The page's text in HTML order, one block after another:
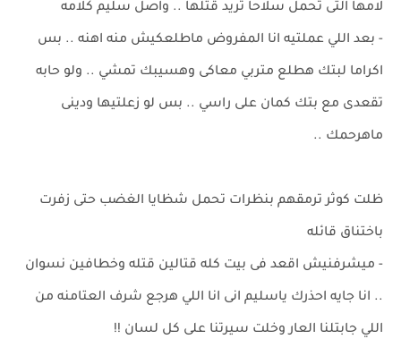
لامها التى تحمل سلاحا تريد قتلها .. واصل سليم كلامه
- بعد اللي عملتيه انا المفروض ماطلعكيش منه اهنه .. بس
اكراما لبتك هطلع متربي معاكى وهسيبك تمشي .. ولو حابه
تقعدى مع بتك كمان على راسي .. بس لو زعلتيها ودينى
ماهرحمك ..
ظلت كوثر ترمقهم بنظرات تحمل شظايا الغضب حتى زفرت
باختناق قائله
- ميشرفنيش اقعد فى بيت كله قتالين قتله وخطافين نسوان
.. انا جايه احذرك ياسليم انى انا اللي هرجع شرف العتامنه من
اللي جابتلنا العار وخلت سيرتنا على كل لسان !!